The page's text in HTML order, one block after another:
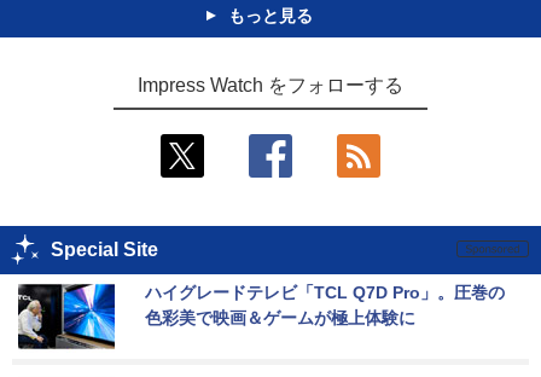
もっと見る
Impress Watch をフォローする
Special Site
ハイグレードテレビ「TCL Q7D Pro」。圧巻の
色彩美で映画＆ゲームが極上体験に